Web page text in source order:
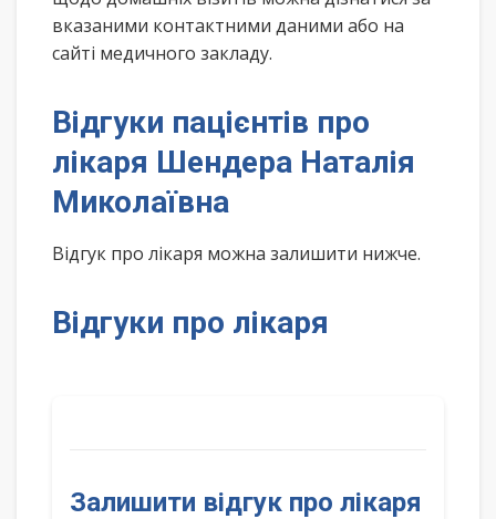
вказаними контактними даними або на
сайті медичного закладу.
Відгуки пацієнтів про
лікаря Шендера Наталія
Миколаївна
Відгук про лікаря можна залишити нижче.
Відгуки про лікаря
Залишити відгук про лікаря